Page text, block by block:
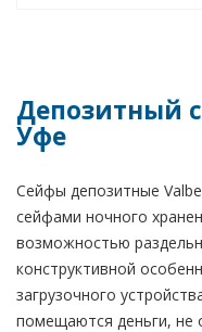
Депозитный
Уфе
Сейфы депозитные
сейфами ночного
возможностью
конструктивной
загрузочного
помещаются деньги, не